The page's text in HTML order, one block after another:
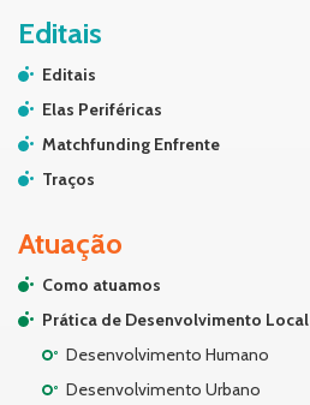
Editais
Editais
Elas Periféricas
Matchfunding Enfrente
Traços
Atuação
Como atuamos
Prática de Desenvolvimento Local
Desenvolvimento Humano
Desenvolvimento Urbano